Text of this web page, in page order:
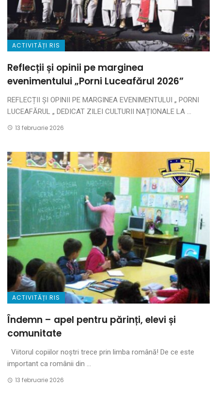
ACTIVITĂȚI RIS
Reflecții și opinii pe marginea
evenimentului „Porni Luceafărul 2026”
REFLECȚII ȘI OPINII PE MARGINEA EVENIMENTULUI „ PORNI
LUCEAFĂRUL „ DEDICAT ZILEI CULTURII NAȚIONALE LA ...
13 februarie 2026
ACTIVITĂȚI RIS
Îndemn – apel pentru părinți, elevi și
comunitate
Viitorul copiilor noștri trece prin limba română! De ce este
important ca românii din ...
13 februarie 2026